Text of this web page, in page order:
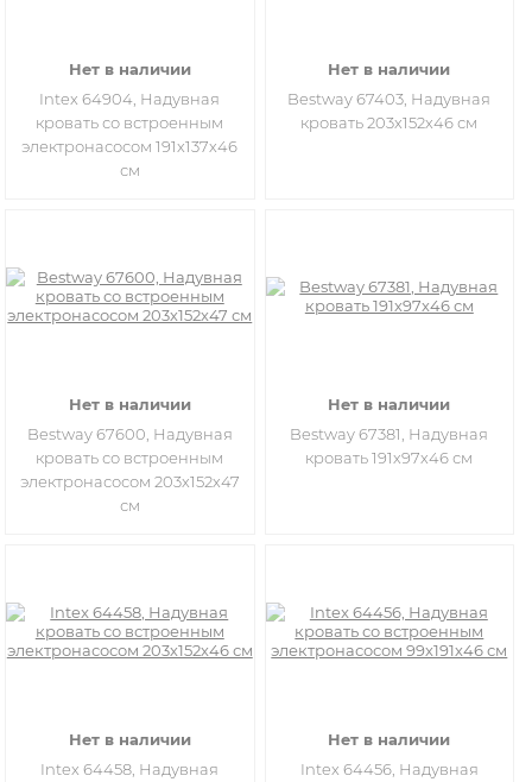
Нет в наличии
Intex 64904, Надувная
кровать со встроенным
электронасосом 191х137х46
см
Нет в наличии
Bestway 67403, Надувная
кровать 203х152х46 см
Нет в наличии
Bestway 67600, Надувная
кровать со встроенным
электронасосом 203х152х47
см
Нет в наличии
Bestway 67381, Надувная
кровать 191х97х46 см
Нет в наличии
Intex 64458, Надувная
Нет в наличии
Intex 64456, Надувная